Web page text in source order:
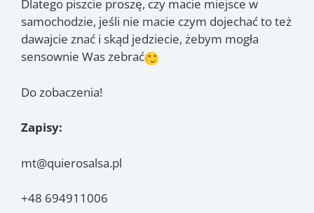
Dlatego piszcie proszę, czy macie miejsce w
samochodzie, jeśli nie macie czym dojechać to też
dawajcie znać i skąd jedziecie, żebym mogła
sensownie Was zebrać
Do zobaczenia!
Zapisy:
mt@quierosalsa.pl
+48 694911006